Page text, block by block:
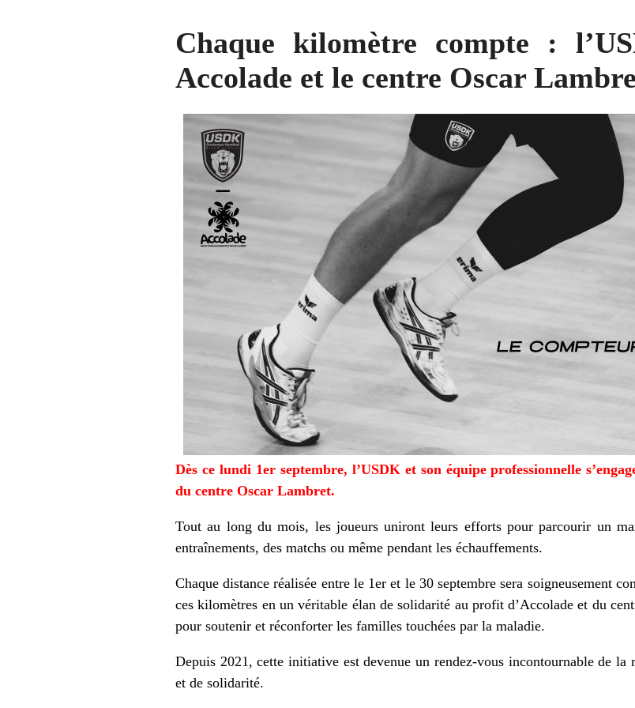
Chaque kilomètre compte :
Accolade et le centre Oscar
Dès ce lundi 1er septembre, l’USDK et son équipe professionnelle
du centre Oscar Lambret.
Tout au long du mois, les joueurs uniront leurs efforts pour parcourir un
entraînements, des matchs ou même pendant les échauffements.
Chaque distance réalisée entre le 1er et le 30 septembre sera soigneusement
ces kilomètres en un véritable élan de solidarité au profit d’Accolade et du
pour soutenir et réconforter les familles touchées par la maladie.
Depuis 2021, cette initiative est devenue un rendez-vous incontournable de la
et de solidarité.